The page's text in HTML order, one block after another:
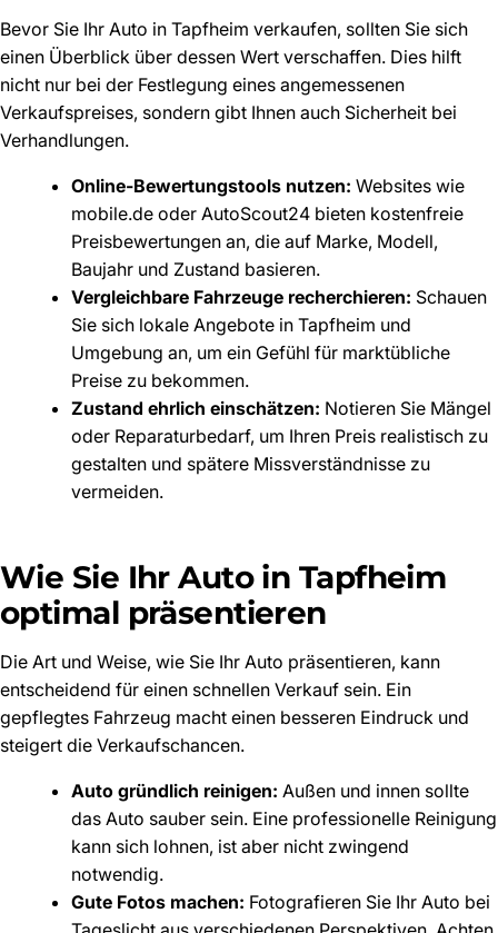
Bevor Sie Ihr Auto in Tapfheim verkaufen, sollten Sie sich
einen Überblick über dessen Wert verschaffen. Dies hilft
nicht nur bei der Festlegung eines angemessenen
Verkaufspreises, sondern gibt Ihnen auch Sicherheit bei
Verhandlungen.
Online-Bewertungstools nutzen: Websites wie
mobile.de oder AutoScout24 bieten kostenfreie
Preisbewertungen an, die auf Marke, Modell,
Baujahr und Zustand basieren.
Vergleichbare Fahrzeuge recherchieren: Schauen
Sie sich lokale Angebote in Tapfheim und
Umgebung an, um ein Gefühl für marktübliche
Preise zu bekommen.
Zustand ehrlich einschätzen: Notieren Sie Mängel
oder Reparaturbedarf, um Ihren Preis realistisch zu
gestalten und spätere Missverständnisse zu
vermeiden.
Wie Sie Ihr Auto in Tapfheim
optimal präsentieren
Die Art und Weise, wie Sie Ihr Auto präsentieren, kann
entscheidend für einen schnellen Verkauf sein. Ein
gepflegtes Fahrzeug macht einen besseren Eindruck und
steigert die Verkaufschancen.
Auto gründlich reinigen: Außen und innen sollte
das Auto sauber sein. Eine professionelle Reinigung
kann sich lohnen, ist aber nicht zwingend
notwendig.
Gute Fotos machen: Fotografieren Sie Ihr Auto bei